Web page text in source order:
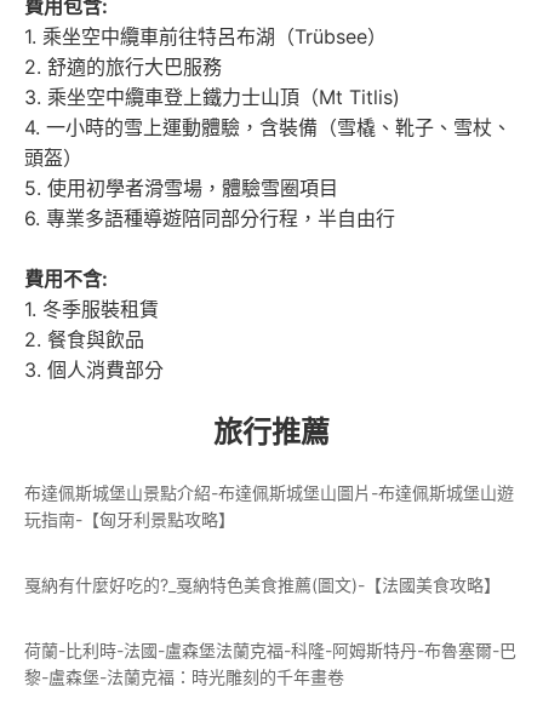
費用包含:
1. 乘坐空中纜車前往特呂布湖（Trübsee）
2. 舒適的旅行大巴服務
3. 乘坐空中纜車登上鐵力士山頂（Mt Titlis)
4. 一小時的雪上運動體驗，含裝備（雪橇、靴子、雪杖、
頭盔）
5. 使用初學者滑雪場，體驗雪圈項目
6. 專業多語種導遊陪同部分行程，半自由行
費用不含:
1. 冬季服裝租賃
2. 餐食與飲品
3. 個人消費部分
旅行推薦
布達佩斯城堡山景點介紹-布達佩斯城堡山圖片-布達佩斯城堡山遊
玩指南-【匈牙利景點攻略】
戛納有什麼好吃的?_戛納特色美食推薦(圖文)-【法國美食攻略】
荷蘭-比利時-法國-盧森堡法蘭克福-科隆-阿姆斯特丹-布魯塞爾-巴
黎-盧森堡-法蘭克福：時光雕刻的千年畫卷